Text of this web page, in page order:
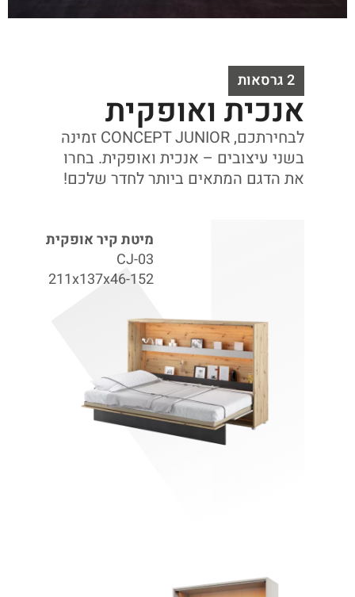
2 גרסאות
אנכית ואופקית
לבחירתכם, CONCEPT JUNIOR זמינה
בשני עיצובים – אנכית ואופקית. בחרו
את הדגם המתאים ביותר לחדר שלכם!
מיטת קיר אופקית
CJ-03
211x137x46-152